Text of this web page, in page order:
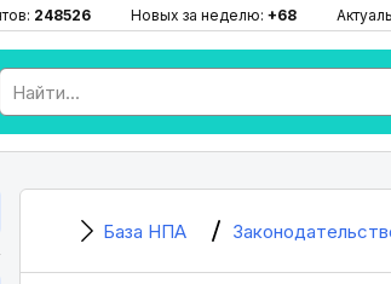
248526 Новых за неделю: +68
База НПА